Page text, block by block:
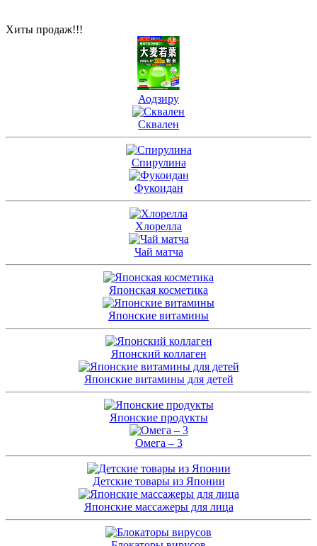
Хиты продаж!!!
Аодзиру
Сквален
Спирулина
Фукоидан
Хлорелла
Чай матча
Японская косметика
Японские витамины
Японский коллаген
Японские витамины для детей
Японские продукты
Омега – 3
Детские товары из Японии
Японские массажеры для лица